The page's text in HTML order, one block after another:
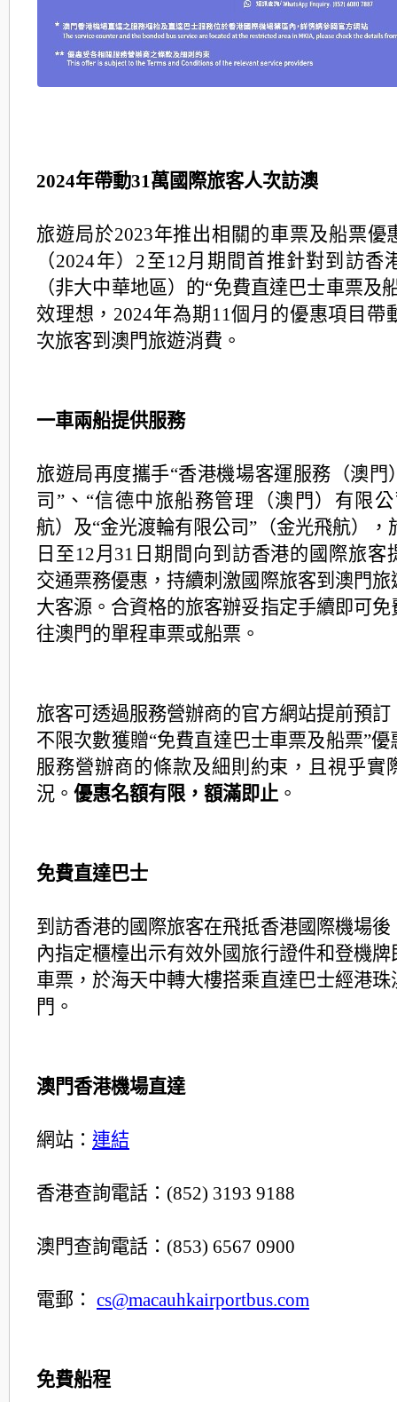
2024年帶動31萬國際旅客人次訪澳
旅遊局於2023年推出相關的車票及船票優
（2024年）2至12月期間首推針對到訪香
（非大中華地區）的“免費直達巴士車票及
效理想，2024年為期11個月的優惠項目帶
次旅客到澳門旅遊消費。
一車兩船提供服務
旅遊局再度攜手“香港機場客運服務（澳門
司”、“信德中旅船務管理（澳門）有限
航）及“金光渡輪有限公司”（金光飛航），
日至12月31日期間向到訪香港的國際旅客
交通票務優惠，持續刺激國際旅客到澳門旅
大客源。合資格的旅客辦妥指定手續即可免
往澳門的單程車票或船票。
旅客可透過服務營辦商的官方網站提前預訂
不限次數獲贈“免費直達巴士車票及船票”
服務營辦商的條款及細則約束，且視乎實
況。 優惠名額有限，額滿即止 。
免費直達巴士
到訪香港的國際旅客在飛抵香港國際機場後
內指定櫃檯出示有效外國旅行證件和登機
車票，於海天中轉大樓搭乘直達巴士經港珠
門。
澳門香港機場直達
網站： 連結
香港查詢電話：(852) 3193 9188
澳門查詢電話：(853) 6567 0900
電郵： cs@macauhkairportbus.com
免費船程